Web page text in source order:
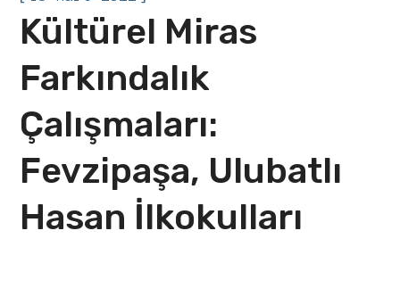
Kültürel Miras
Farkındalık
Çalışmaları:
Fevzipaşa, Ulubatlı
Hasan İlkokulları